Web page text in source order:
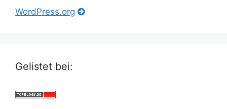
WordPress.org
Gelistet bei: